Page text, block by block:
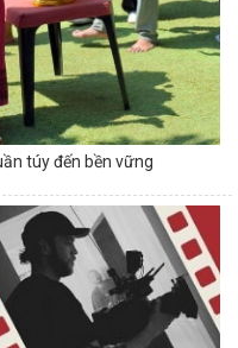
túy đến bền vững